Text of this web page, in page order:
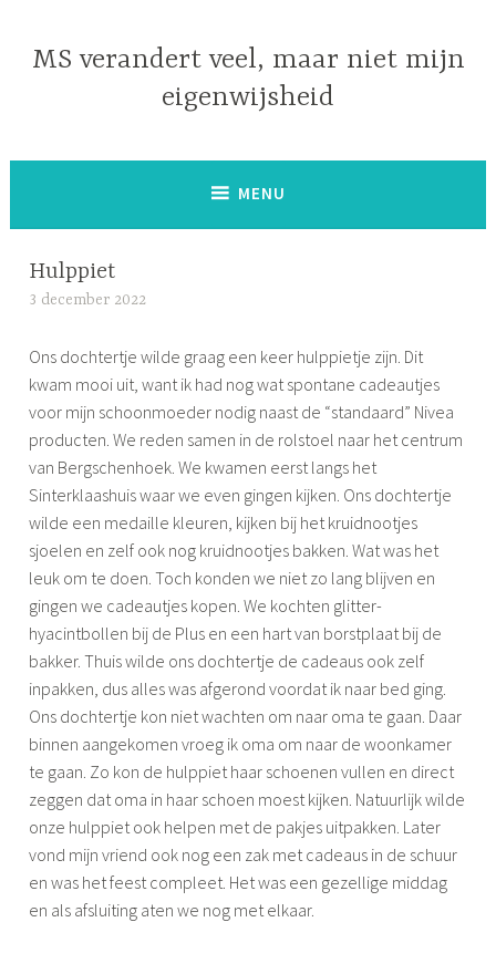
inhoud
MS verandert veel, maar niet mijn
eigenwijsheid
MENU
Hulppiet
3 december 2022
m
o
n
e
Ons dochtertje wilde graag een keer hulppietje zijn. Dit
kwam mooi uit, want ik had nog wat spontane cadeautjes
voor mijn schoonmoeder nodig naast de “standaard” Nivea
producten. We reden samen in de rolstoel naar het centrum
van Bergschenhoek. We kwamen eerst langs het
Sinterklaashuis waar we even gingen kijken. Ons dochtertje
wilde een medaille kleuren, kijken bij het kruidnootjes
sjoelen en zelf ook nog kruidnootjes bakken. Wat was het
leuk om te doen. Toch konden we niet zo lang blijven en
gingen we cadeautjes kopen. We kochten glitter-
hyacintbollen bij de Plus en een hart van borstplaat bij de
bakker. Thuis wilde ons dochtertje de cadeaus ook zelf
inpakken, dus alles was afgerond voordat ik naar bed ging.
Ons dochtertje kon niet wachten om naar oma te gaan. Daar
binnen aangekomen vroeg ik oma om naar de woonkamer
te gaan. Zo kon de hulppiet haar schoenen vullen en direct
zeggen dat oma in haar schoen moest kijken. Natuurlijk wilde
onze hulppiet ook helpen met de pakjes uitpakken. Later
vond mijn vriend ook nog een zak met cadeaus in de schuur
en was het feest compleet. Het was een gezellige middag
en als afsluiting aten we nog met elkaar.